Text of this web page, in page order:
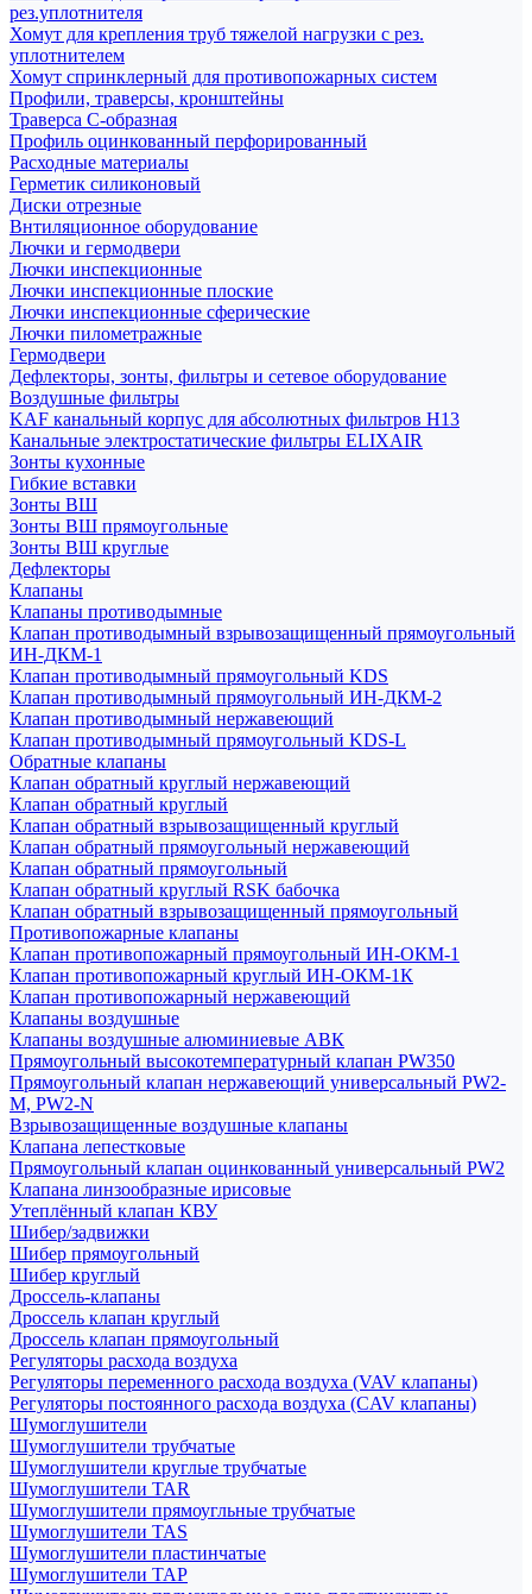
рез.уплотнителя
Хомут для крепления труб тяжелой нагрузки с рез.
уплотнителем
Хомут спринклерный для противопожарных систем
Профили, траверсы, кронштейны
Траверса С-образная
Профиль оцинкованный перфорированный
Расходные материалы
Герметик силиконовый
Диски отрезные
Внтиляционное оборудование
Лючки и гермодвери
Лючки инспекционные
Лючки инспекционные плоские
Лючки инспекционные сферические
Лючки пилометражные
Гермодвери
Дефлекторы, зонты, фильтры и сетевое оборудование
Воздушные фильтры
KAF канальный корпус для абсолютных фильтров H13
Канальные электростатические фильтры ELIXAIR
Зонты кухонные
Гибкие вставки
Зонты ВШ
Зонты ВШ прямоугольные
Зонты ВШ круглые
Дефлекторы
Клапаны
Клапаны противодымные
Клапан противодымный взрывозащищенный прямоугольный
ИН-ДКМ-1
Клапан противодымный прямоугольный KDS
Клапан противодымный прямоугольный ИН-ДКМ-2
Клапан противодымный нержавеющий
Клапан противодымный прямоугольный KDS-L
Обратные клапаны
Клапан обратный круглый нержавеющий
Клапан обратный круглый
Клапан обратный взрывозащищенный круглый
Клапан обратный прямоугольный нержавеющий
Клапан обратный прямоугольный
Клапан обратный круглый RSK бабочка
Клапан обратный взрывозащищенный прямоугольный
Противопожарные клапаны
Клапан противопожарный прямоугольный ИН-ОКМ-1
Клапан противопожарный круглый ИН-ОКМ-1К
Клапан противопожарный нержавеющий
Клапаны воздушные
Клапаны воздушные алюминиевые АВК
Прямоугольный высокотемпературный клапан PW350
Прямоугольный клапан нержавеющий универсальный PW2-
M, PW2-N
Взрывозащищенные воздушные клапаны
Клапана лепестковые
Прямоугольный клапан оцинкованный универсальный PW2
Клапана линзообразные ирисовые
Утеплённый клапан КВУ
Шибер/задвижки
Шибер прямоугольный
Шибер круглый
Дроссель-клапаны
Дроссель клапан круглый
Дроссель клапан прямоугольный
Регуляторы расхода воздуха
Регуляторы переменного расхода воздуха (VAV клапаны)
Регуляторы постоянного расхода воздуха (CAV клапаны)
Шумоглушители
Шумоглушители трубчатые
Шумоглушители круглые трубчатые
Шумоглушители TAR
Шумоглушители прямоугльные трубчатые
Шумоглушители TAS
Шумоглушители пластинчатые
Шумоглушители TAP